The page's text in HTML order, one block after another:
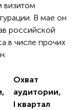
визитом
В мае он
российской
в числе прочих
Охват
аудитории,
I квартал